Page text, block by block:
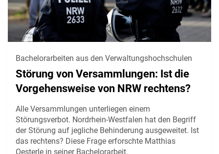
Bachelorarbeiten aus den Verwaltungshochschulen
Störung von Versammlungen: Ist die
Vorgehensweise von NRW rechtens?
Alle Versammlungen unterliegen einem
Störungsverbot. Nordrhein-Westfalen hat den Begriff
der Störung auf jegliche Behinderung ausgeweitet. Ist
das rechtens? Diese Frage erforschte Matthias
Oesterle in seiner Bachelorarbeit.